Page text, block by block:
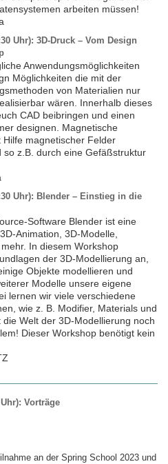
arbeiten müssen!
Uhr): 3D-Druck – Vom Design
Anwendungsmöglichkeiten
Möglichkeiten die mit der
von Materialien nur
wären. Innerhalb dieses
CAD beibringen und einen
designen. Magnetische
magnetischer Felder
so z.B. durch eine Gefäßstruktur
Uhr): Blender – Einstieg in die
Software Blender ist eine
Animation, 3D-Modelle,
In diesem Workshop
der 3D-Modellierung an,
Objekte modellieren und
Modelle unsere eigene
lernen wir viele verschiedene
wie z. B. Modifier, Materials und
die Welt der 3D-Modellierung noch
Dieser Workshop benötigt kein
Vorträge
an der Spring School 2023 und